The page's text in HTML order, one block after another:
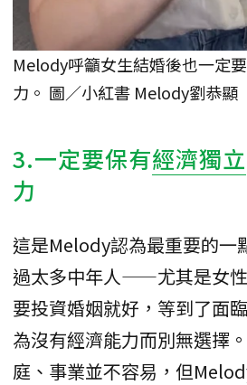
Melody呼籲女生結婚後也一定
力。 圖／小紅書 Melody劉恭顯
3.一定要保有經濟獨立
力
這是Melody認為最重要的一
過太多中年人——尤其是女
要投資婚姻就好，等到了面
為沒有經濟能力而別無選擇
庭、事業並不容易，但